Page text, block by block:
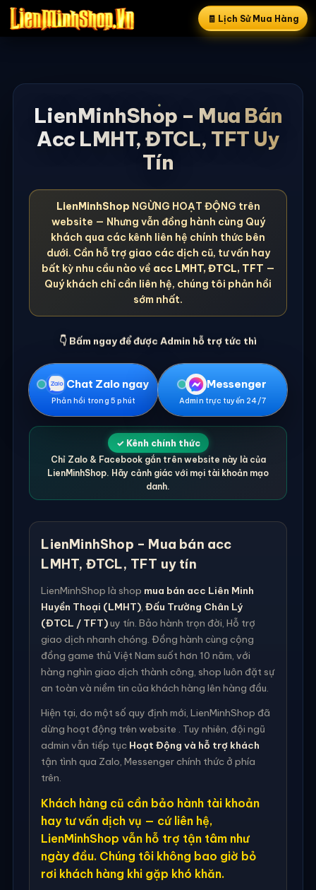
🧾 Lịch Sử Mua Hàng
LienMinhShop – Mua Bán
Acc LMHT, ĐTCL, TFT Uy
Tín
LienMinhShop NGỪNG HOẠT ĐỘNG trên
website — Nhưng vẫn đồng hành cùng Quý
khách qua các kênh liên hệ chính thức bên
dưới. Cần hỗ trợ giao các dịch cũ, tư vấn hay
bất kỳ nhu cầu nào về acc LMHT, ĐTCL, TFT —
Quý khách chỉ cần liên hệ, chúng tôi phản hồi
sớm nhất.
👇 Bấm ngay để được Admin hỗ trợ tức thì
Chat Zalo ngay
Phản hồi trong 5 phút
Messenger
Admin trực tuyến 24/7
✓ Kênh chính thức
Chỉ Zalo & Facebook gắn trên website này là của
LienMinhShop. Hãy cảnh giác với mọi tài khoản mạo
danh.
LienMinhShop – Mua bán acc
LMHT, ĐTCL, TFT uy tín
LienMinhShop là shop mua bán acc Liên Minh
Huyền Thoại (LMHT),Đấu Trường Chân Lý
(ĐTCL / TFT)uy tín. Bảo hành trọn đời, Hỗ trợ
giao dịch nhanh chóng. Đồng hành cùng cộng
đồng game thủ Việt Nam suốt hơn 10 năm, với
hàng nghìn giao dịch thành công, shop luôn đặt sự
an toàn và niềm tin của khách hàng lên hàng đầu.
Hiện tại, do một số quy định mới, LienMinhShop đã
dừng hoạt động trên website . Tuy nhiên, đội ngũ
admin vẫn tiếp tục Hoạt Động và hỗ trợ khách
tận tình qua Zalo, Messenger chính thức ở phía
trên.
Khách hàng cũ cần bảo hành tài khoản
hay tư vấn dịch vụ — cứ liên hệ,
LienMinhShop vẫn hỗ trợ tận tâm như
ngày đầu. Chúng tôi không bao giờ bỏ
rơi khách hàng khi gặp khó khăn.